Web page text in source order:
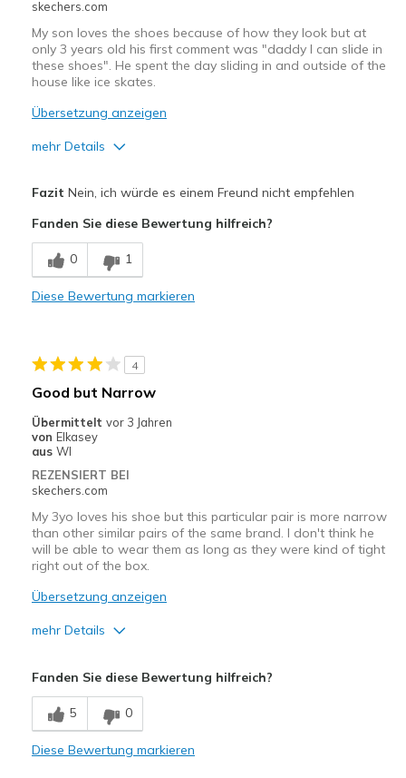
skechers.com
My son loves the shoes because of how they look but at
only 3 years old his first comment was "daddy I can slide in
these shoes". He spent the day sliding in and outside of the
house like ice skates.
Übersetzung anzeigen
mehr Details
Nachteile
The sole has no grip
Feels true to width
Sizing
Feels true to size
View On Shoes
Shoes are for Wearing
Fazit Nein, ich würde es einem Freund nicht empfehlen
Fanden Sie diese Bewertung hilfreich?
0 1
Diese Bewertung markieren
4
Good but Narrow
Übermittelt vor 3 Jahren
von Elkasey
aus WI
REZENSIERT BEI
skechers.com
My 3yo loves his shoe but this particular pair is more narrow
than other similar pairs of the same brand. I don't think he
will be able to wear them as long as they were kind of tight
right out of the box.
Übersetzung anzeigen
mehr Details
Comfortable
Stylish
Fanden Sie diese Bewertung hilfreich?
5 0
Diese Bewertung markieren